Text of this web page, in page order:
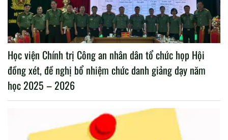
Học viện Chính trị Công an nhân dân tổ chức họp Hội
đồng xét, đề nghị bổ nhiệm chức danh giảng dạy năm
học 2025 – 2026